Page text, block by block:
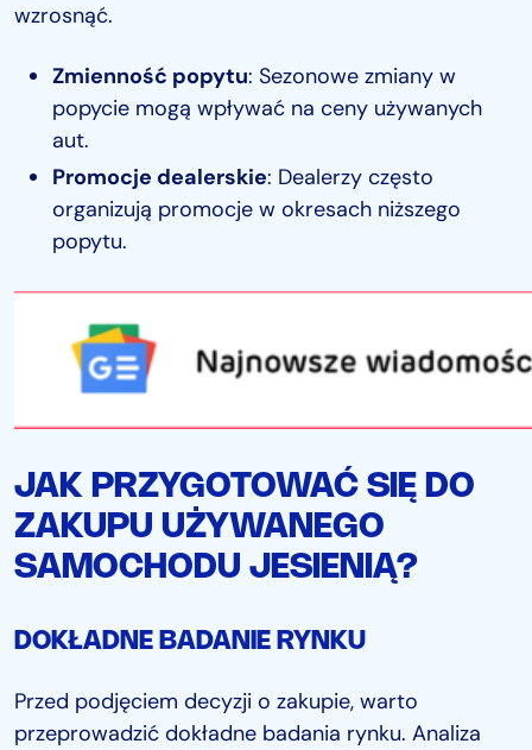
wzrosnąć.
Zmienność popytu: Sezonowe zmiany w
popycie mogą wpływać na ceny używanych
aut.
Promocje dealerskie: Dealerzy często
organizują promocje w okresach niższego
popytu.
JAK PRZYGOTOWAĆ SIĘ DO
ZAKUPU UŻYWANEGO
SAMOCHODU JESIENIĄ?
DOKŁADNE BADANIE RYNKU
Przed podjęciem decyzji o zakupie, warto
przeprowadzić dokładne badania rynku. Analiza